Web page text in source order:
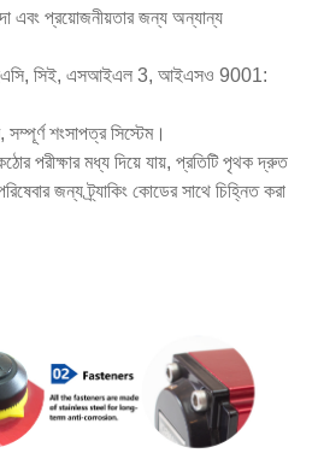
এবং প্রয়োজনীয়তার জন্য অন্যান্য
ইএসি, সিই, এসআইএল 3, আইএসও 9001:
শংসাপত্র সিস্টেম।
পরীক্ষার মধ্য দিয়ে যায়, প্রতিটি পৃথক দ্রুত
জন্য ট্র্যাকিং কোডের সাথে চিহ্নিত করা